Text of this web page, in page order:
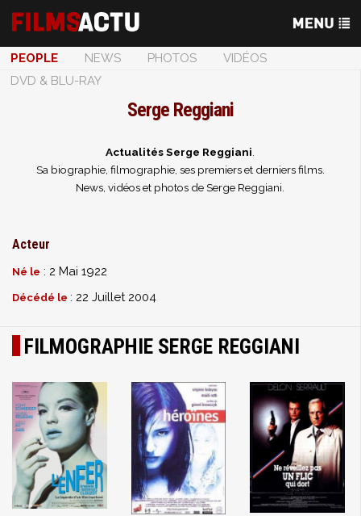
PEOPLE NEWS PHOTOS
VIDÉOS
DVD & BLU-RAY
Serge Reggiani
Actualités Serge Reggiani
Sa biographie, filmographie, ses premiers et derniers films.
News, vidéos et photos de Serge Reggiani.
Acteur
Né le : 2 Mai 1922
Décédé le : 22 Juillet 2004
FILMOGRAPHIE SERGE REGGIANI